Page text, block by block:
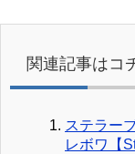
関連記事はコ
ステラー
レボワ【